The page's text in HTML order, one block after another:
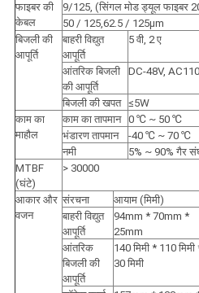
फाइबर की
केबल
9/125, (सिंगल मोड ड्यूल फाइबर
50 / 125,62.5 / 125μm
बिजली की
आपूर्ति
बाहरी विद्युत
आपूर्ति
5 वी, 2 ए
आंतरिक बिजली
की आपूर्ति
DC-48V,
बिजली की खपत
≤5W
काम का
माहौल
काम का तापमान
0 ℃ ~ 50 ℃
भंडारण तापमान
-40 ℃ ~ 70 ℃
नमी
5% ~ 90% गैर
MTBF
(घंटे)
> 30000
आकार और
वजन
संरचना आयाम (मिमी)
बाहरी विद्युत
आपूर्ति
94mm * 70mm *
25mm
आंतरिक
बिजली की
आपूर्ति
140 मिमी * 110 मिमी
30 मिमी